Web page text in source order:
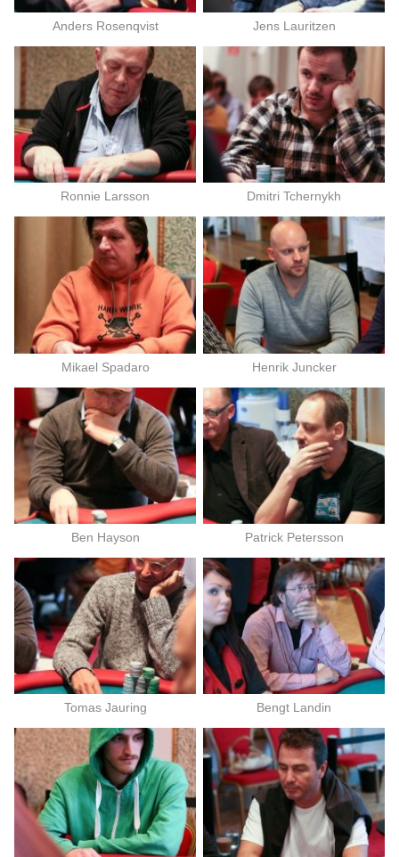
Anders Rosenqvist Jens Lauritzen
Ronnie Larsson Dmitri Tchernykh
Mikael Spadaro Henrik Juncker
Ben Hayson Patrick Petersson
Tomas Jauring Bengt Landin